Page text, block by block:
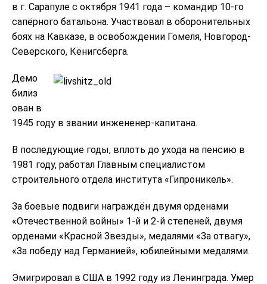
в г. Сарапуле с октября 1941 года – командир 10-го
сапёрного батальона. Участвовал в оборонительных
боях на Кавказе, в освобождении Гомеля, Новгород-
Северского, Кёнигсберга.
Демо
билиз
ован в
1945 году в звании инжененер-капитана.
В последующие годы, вплоть до ухода на пенсию в
1981 году, работал Главным специалистом
строительного отдела института «Гипроникель».
За боевые подвиги награждён двумя орденами
«Отечественной войны» 1-й и 2-й степеней, двумя
орденами «Красной Звезды», медалями «За отвагу»,
«За победу над Германией», юбилейными медалями.
Эмигрировал в США в 1992 году из Ленинграда. Умер